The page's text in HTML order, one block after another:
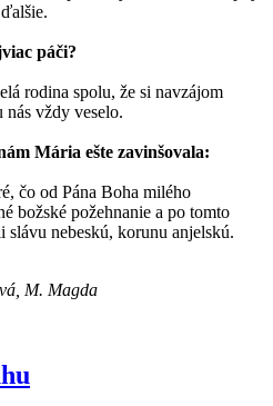
páči?
rodina spolu, že si navzájom
nás vždy veselo.
Mária ešte zavinšovala:
čo od Pána Boha milého
božské požehnanie a po tomto
slávu nebeskú, korunu anjelskú.
M. Magda